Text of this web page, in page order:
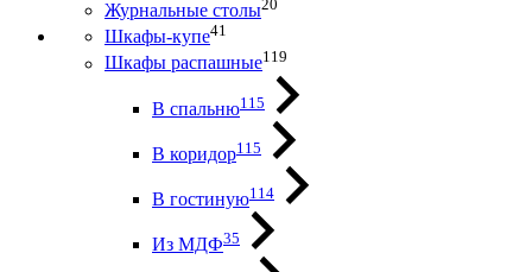
Журнальные столы20
Шкафы-купе41
Шкафы распашные119
В спальню115
В коридор115
В гостиную114
Из МДФ35